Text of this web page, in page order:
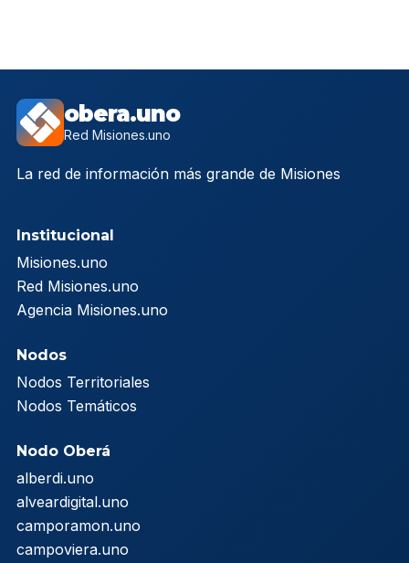
obera.uno
Red Misiones.uno
La red de información más grande de Misiones
Institucional
Misiones.uno
Red Misiones.uno
Agencia Misiones.uno
Nodos
Nodos Territoriales
Nodos Temáticos
Nodo Oberá
alberdi.uno
alveardigital.uno
camporamon.uno
campoviera.uno